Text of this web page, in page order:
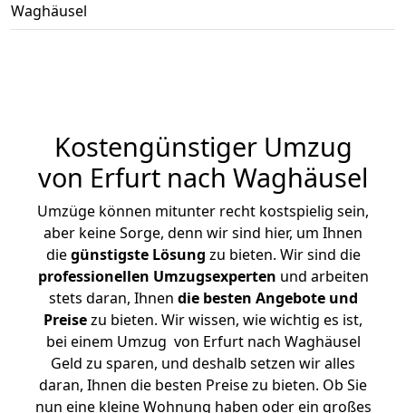
Waghäusel
Kostengünstiger Umzug
von Erfurt nach Waghäusel
Umzüge können mitunter recht kostspielig sein,
aber keine Sorge, denn wir sind hier, um Ihnen
diegünstigste Lösung zu bieten. Wir sind die
professionellen Umzugsexperten und arbeiten
stets daran, Ihnen die besten Angebote und
Preisezu bieten. Wir wissen, wie wichtig es ist,
bei einem Umzug von Erfurt nach Waghäusel
Geld zu sparen, und deshalb setzen wir alles
daran, Ihnen die besten Preise zu bieten. Ob Sie
nun eine kleine Wohnung haben oder ein großes